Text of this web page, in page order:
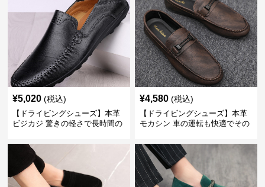
¥5,020 (税込)
【ドライビングシューズ】本革
ビジカジ 驚きの軽さで長時間の
¥4,580 (税込)
【ドライビングシューズ】本革
モカシン 車の運転も快適でその